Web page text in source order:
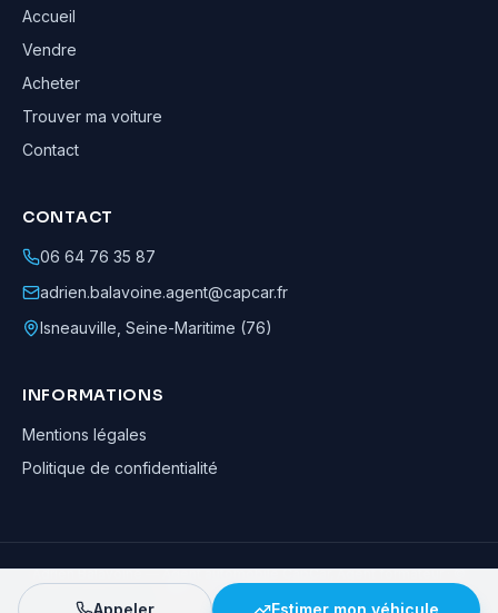
Accueil
Vendre
Acheter
Trouver ma voiture
Contact
CONTACT
06 64 76 35 87
adrien.balavoine.agent@capcar.fr
Isneauville Seine-Maritime (76)
INFORMATIONS
Mentions légales
Politique de confidentialité
Adrien Balavoine—Agent automobile CapCar, Agent formateur· ©
· Tous droits réservés
Appeler Estimer mon véhicule